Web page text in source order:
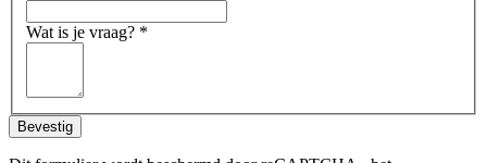
Wat is je vraag? *
Bevestig